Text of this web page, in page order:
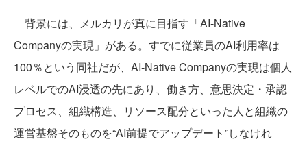
背景には、メルカリが真に目指す「AI-Native
Companyの実現」がある。すでに従業員のAI利用率は
100％という同社だが、AI-Native Companyの実現は個人
レベルでのAI浸透の先にあり、働き方、意思決定・承認
プロセス、組織構造、リソース配分といった人と組織の
運営基盤そのものを“AI前提でアップデート”しなけれ